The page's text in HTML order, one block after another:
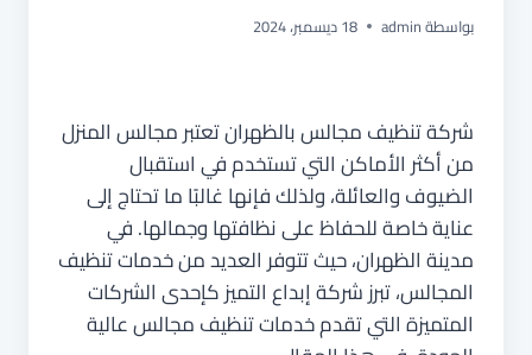
بواسطةadmin 18 ديسمبر، 2024
شركة تنظيف مجالس بالظهران تعتبر مجالس المنزل
من أكثر الأماكن التي تستخدم في استقبال
الضيوف والعائلة، ولذلك فإنها غالبًا ما تحتاج إلى
عناية خاصة للحفاظ على نظافتها وجمالها. في
مدينة الظهران، حيث تتوفر العديد من خدمات تنظيف
المجالس، تبرز شركة إبداع التميز كإحدى الشركات
المتميزة التي تقدم خدمات تنظيف مجالس عالية